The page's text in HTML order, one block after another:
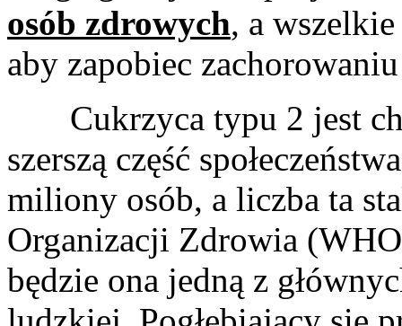
osób zdrowych, a
aby zapobiec
Cukrzyca typu 2 jest
szerszą część
miliony osób, a liczba ta
Organizacji Zdrowia
będzie ona jedną z